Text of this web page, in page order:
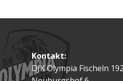
Kontakt:
DJK Olympia Fischeln